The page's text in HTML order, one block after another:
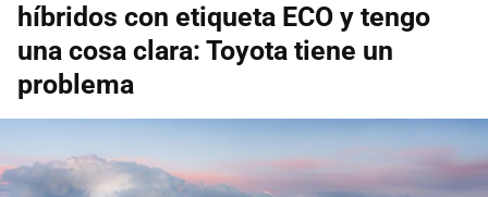
híbridos con etiqueta ECO y tengo
una cosa clara: Toyota tiene un
problema